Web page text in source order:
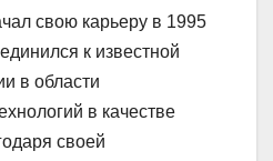
свою карьеру в 1995
к известной
в области
в качестве
своей